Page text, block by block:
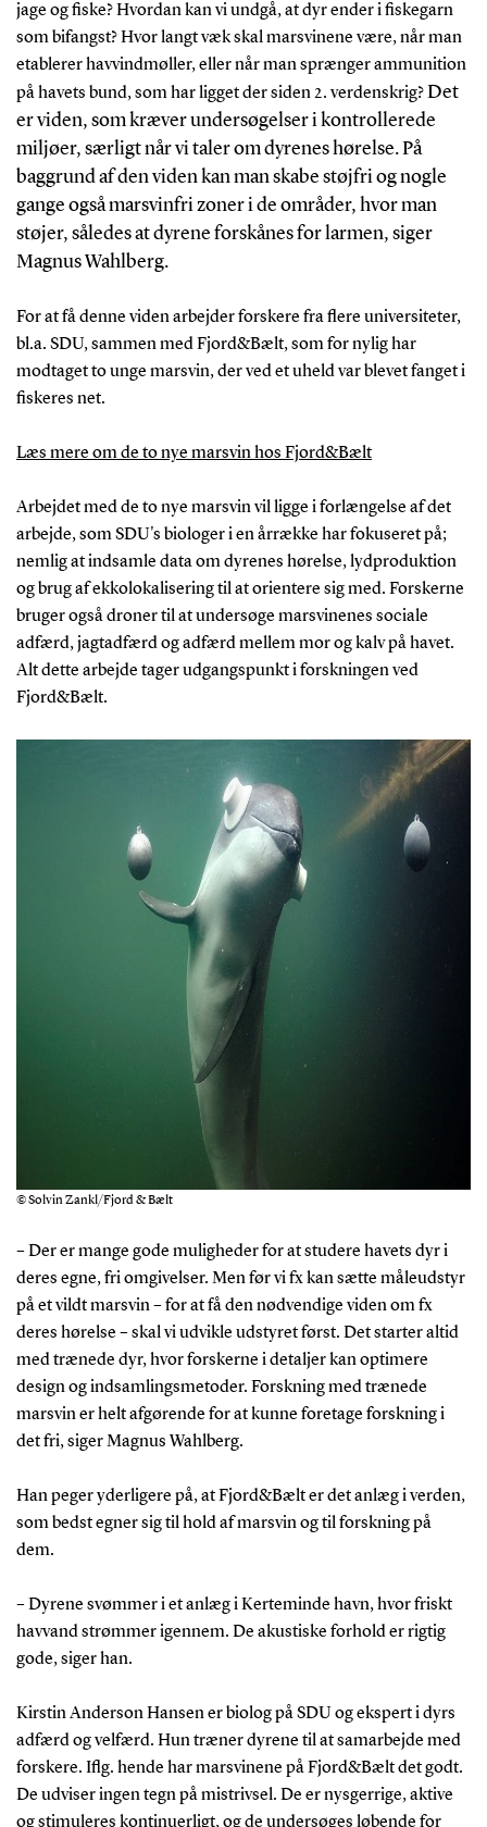
jage og fiske? Hvordan kan vi undgå, at dyr ender i fiskegarn
som bifangst? Hvor langt væk skal marsvinene være, når man
etablerer havvindmøller, eller når man sprænger ammunition
på havets bund, som har ligget der siden 2. verdenskrig?Det
er viden, som kræver undersøgelser i kontrollerede
miljøer, særligt når vi taler om dyrenes hørelse. På
baggrund af den viden kan man skabe støjfri og nogle
gange også marsvinfri zoner i de områder, hvor man
støjer, således at dyrene forskånes for larmen, siger
Magnus Wahlberg.
For at få denne viden arbejder forskere fra flere universiteter,
bl.a. SDU, sammen med Fjord&Bælt, som for nylig har
modtaget to unge marsvin, der ved et uheld var blevet fanget i
fiskeres net.
Læs mere om de to nye marsvin hos Fjord&Bælt
Arbejdet med de to nye marsvin vil ligge i forlængelse af det
arbejde, som SDU's biologer i en årrække har fokuseret på;
nemlig at indsamle data om dyrenes hørelse, lydproduktion
og brug af ekkolokalisering til at orientere sig med. Forskerne
bruger også droner til at undersøge marsvinenes sociale
adfærd, jagtadfærd og adfærd mellem mor og kalv på havet.
Alt dette arbejde tager udgangspunkt i forskningen ved
Fjord&Bælt.
© Solvin Zankl/Fjord & Bælt
– Der er mange gode muligheder for at studere havets dyr i
deres egne, fri omgivelser. Men før vi fx kan sætte måleudstyr
på et vildt marsvin – for at få den nødvendige viden om fx
deres hørelse – skal vi udvikle udstyret først. Det starter altid
med trænede dyr, hvor forskerne i detaljer kan optimere
design og indsamlingsmetoder. Forskning med trænede
marsvin er helt afgørende for at kunne foretage forskning i
det fri, siger Magnus Wahlberg.
Han peger yderligere på, at Fjord&Bælt er det anlæg i verden,
som bedst egner sig til hold af marsvin og til forskning på
dem.
– Dyrene svømmer i et anlæg i Kerteminde havn, hvor friskt
havvand strømmer igennem. De akustiske forhold er rigtig
gode, siger han.
Kirstin Anderson Hansen er biolog på SDU og ekspert i dyrs
adfærd og velfærd. Hun træner dyrene til at samarbejde med
forskere. Iflg. hende har marsvinene på Fjord&Bælt det godt.
De udviser ingen tegn på mistrivsel. De er nysgerrige, aktive
og stimuleres kontinuerligt, og de undersøges løbende for